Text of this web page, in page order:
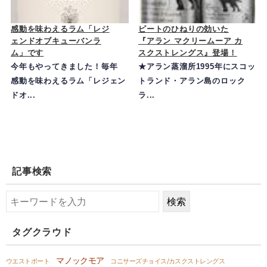
感動を味わえるラム「レジ
ェンドオブキューバンラ
ム」です
今年もやってきました！毎年
感動を味わえるラム「レジェン
ドオ...
ピートのひねりの効いた
『アラン マクリームーア カ
スクストレングス』登場！
★アラン蒸溜所1995年にスコッ
トランド・アラン島のロック
ラ...
記事検索
タグクラウド
ウエストポート マノックモア コニサーズチョイス/カスクストレングス